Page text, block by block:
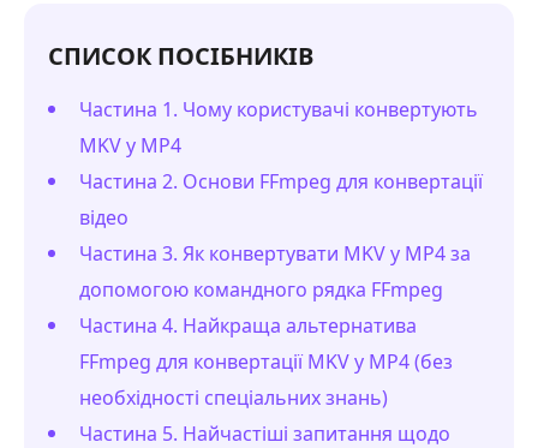
СПИСОК ПОСІБНИКІВ
Частина 1. Чому користувачі конвертують
MKV у MP4
Частина 2. Основи FFmpeg для конвертації
відео
Частина 3. Як конвертувати MKV у MP4 за
допомогою командного рядка FFmpeg
Частина 4. Найкраща альтернатива
FFmpeg для конвертації MKV у MP4 (без
необхідності спеціальних знань)
Частина 5. Найчастіші запитання щодо